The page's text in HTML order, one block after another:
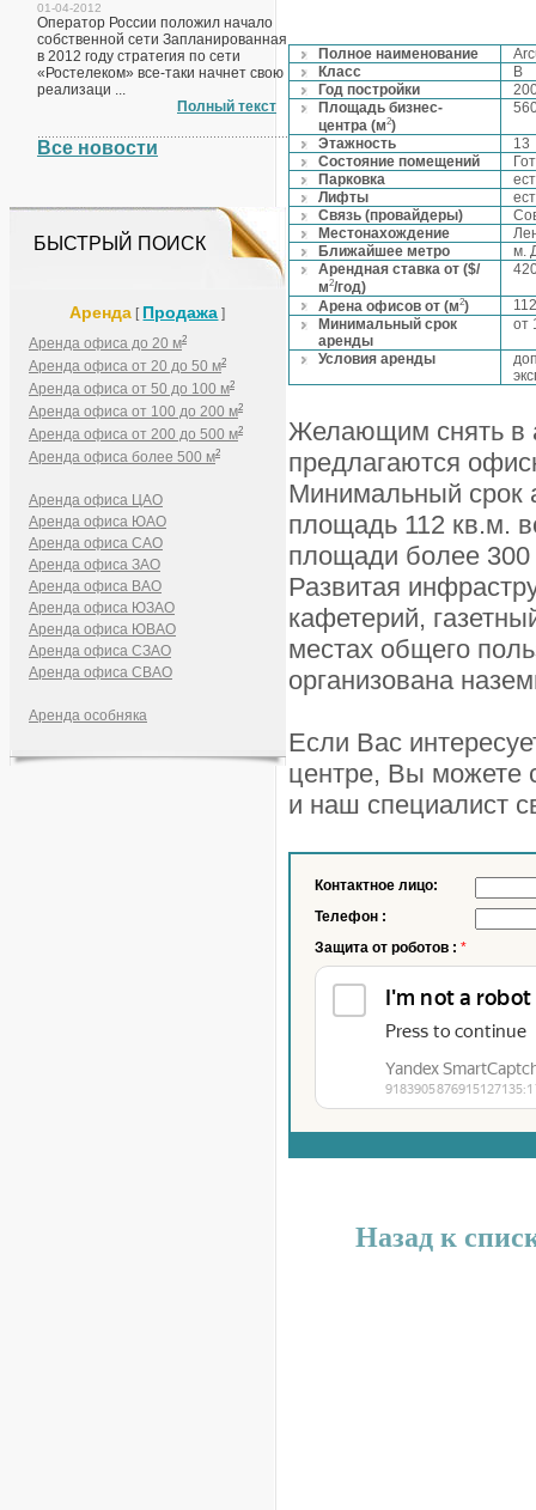
01-04-2012
Оператор России положил начало
собственной сети Запланированная
в 2012 году стратегия по сети
«Ростелеком» все-таки начнет свою
реализаци ...
Полный текст
Все новости
БЫСТРЫЙ ПОИСК
Аренда [ Продажа ]
Аренда офиса до 20 м2
Аренда офиса от 20 до 50 м2
Аренда офиса от 50 до 100 м2
Аренда офиса от 100 до 200 м2
Аренда офиса от 200 до 500 м2
Аренда офиса более 500 м2
Аренда офиса ЦАО
Аренда офиса ЮАО
Аренда офиса САО
Аренда офиса ЗАО
Аренда офиса ВАО
Аренда офиса ЮЗАО
Аренда офиса ЮВАО
Аренда офиса СЗАО
Аренда офиса СВАО
Аренда особняка
Полное наименование
Класс
B
Год постройки
Площадь бизнес-
центра (м2)
Этажность
13
Состояние помещений
Парковка
Лифты
Связь (провайдеры)
Местонахождение
Ближайшее метро
м.
Арендная ставка от ($/
м2/год)
Арена офисов от (м2)
112
Минимальный срок
аренды
от
Условия аренды
Желающим снять в
предлагаются
Минимальный срок
площадь 112 кв.м.
площади более 300
Развитая
кафетерий,
местах общего
организована
Если Вас
центре, Вы можете
и наш специалист
Контактное лицо:
Телефон :
Защита от роботов : *
Назад к